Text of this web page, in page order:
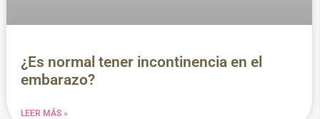
¿Es normal tener incontinencia en el
embarazo?
LEER MÁS »